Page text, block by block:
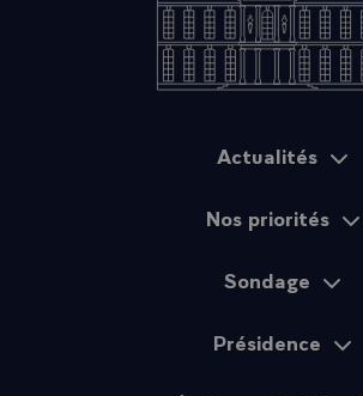
Actualités
Nos priorités
Sondage
Présidence